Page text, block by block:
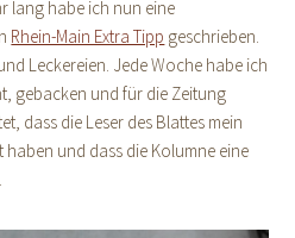
lang habe ich nun eine
Rhein-Main Extra Tipp geschrieben.
Leckereien. Jede Woche habe ich
gebacken und für die Zeitung
dass die Leser des Blattes mein
und dass die Kolumne eine